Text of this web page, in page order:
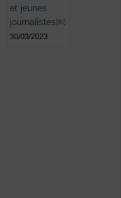
et jeunes
journalistes￼
30/03/2023